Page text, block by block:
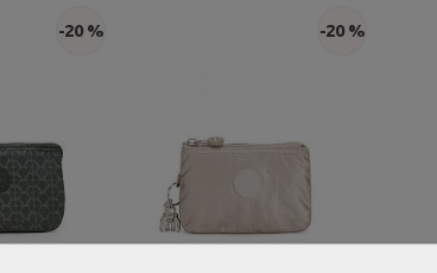
-20 % -20 %